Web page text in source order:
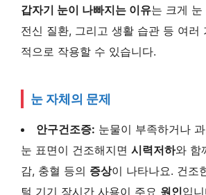
갑자기 눈이 나빠지는 이유는 크게
전신 질환, 그리고 생활 습관 등 여러
적으로 작용할 수 있습니다.
눈 자체의 문제
안구건조증: 눈물이 부족하거나
눈 표면이 건조해지면 시력저하와 함
감, 충혈 등의 증상이 나타나요. 건조
털 기기 장시간 사용이 주요 원인입